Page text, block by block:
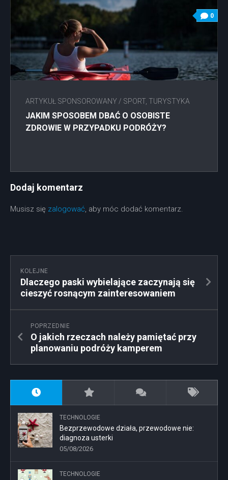
0
ARTYKUŁ SPONSOROWANY / SPORT, TURYSTYKA
JAKIM SPOSOBEM DBAĆ O OSOBISTE
ZDROWIE W PRZYPADKU PODRÓŻY?
Dodaj komentarz
Musisz się zalogować, aby móc dodać komentarz.
KOLEJNE
Dlaczego paski wybielające zaczynają się
cieszyć rosnącym zainteresowaniem
POPRZEDNIE
O jakich rzeczach należy pamiętać przy
planowaniu podróży kamperem
TECHNOLOGIE
Bezprzewodowe działa, przewodowe nie:
diagnoza usterki
05/08/2026
TECHNOLOGIE